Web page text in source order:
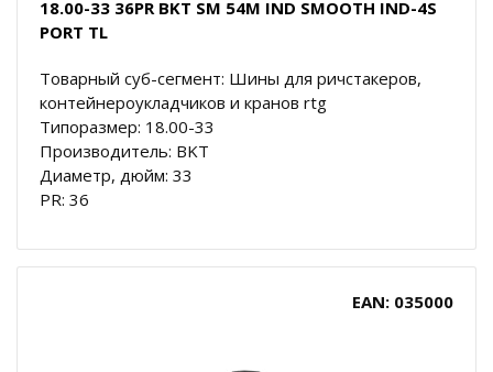
18.00-33 36PR BKT SM 54M IND SMOOTH IND-4S
PORT TL
Товарный суб-сегмент: Шины для ричстакеров,
контейнероукладчиков и кранов rtg
Типоразмер: 18.00-33
Производитель: BKT
Диаметр, дюйм: 33
PR: 36
EAN: 035000